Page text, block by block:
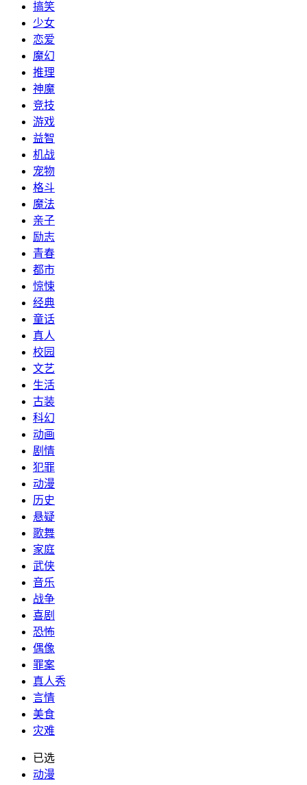
搞笑
少女
恋爱
魔幻
推理
神魔
竞技
游戏
益智
机战
宠物
格斗
魔法
亲子
励志
青春
都市
惊悚
经典
童话
真人
校园
文艺
生活
古装
科幻
动画
剧情
犯罪
动漫
历史
悬疑
歌舞
家庭
武侠
音乐
战争
喜剧
恐怖
偶像
罪案
真人秀
言情
美食
灾难
已选
动漫